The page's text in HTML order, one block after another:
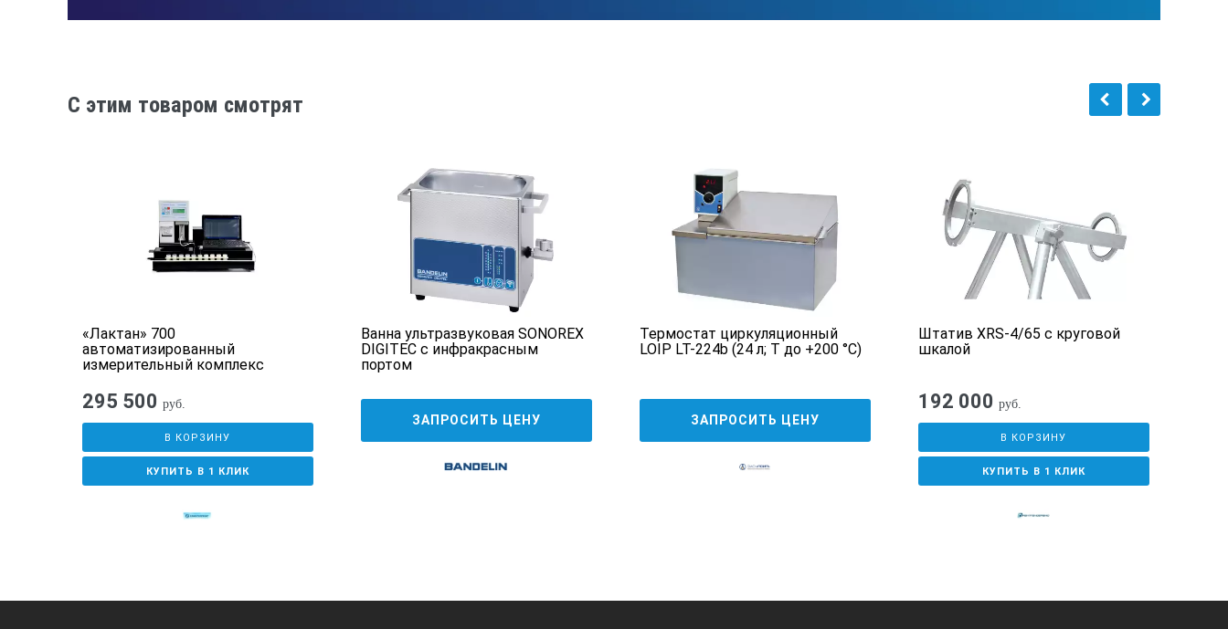
C этим товаром смотрят
«Лактан» 700
автоматизированный
измерительный комплекс
295 500 руб.
В КОРЗИНУ
КУПИТЬ В 1 КЛИК
Ванна ультразвуковая SONOREX
DIGITEC с инфракрасным
портом
ЗАПРОСИТЬ ЦЕНУ
Термостат циркуляционный
LOIP LT-224b (24 л; Т до +200 °С)
ЗАПРОСИТЬ ЦЕНУ
Штатив XRS-4/65 с круговой
шкалой
192 000 руб.
В КОРЗИНУ
КУПИТЬ В 1 КЛИК